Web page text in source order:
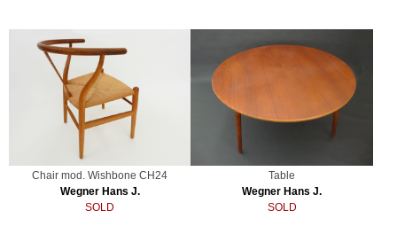
Chair mod. Wishbone CH24
Wegner Hans J.
SOLD
Table
Wegner Hans J.
SOLD